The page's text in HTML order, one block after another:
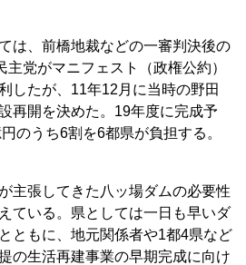
は、前橋地裁などの一審判決後の
党がマニフェスト（政権公約）
したが、11年12月に当時の野田
再開を決めた。19年度に完成予
のうち6割を6都県が負担する。
張してきた八ッ場ダムの必要性
ている。県としては一日も早いダ
ともに、地元関係者や1都4県など
の生活再建事業の早期完成に向け